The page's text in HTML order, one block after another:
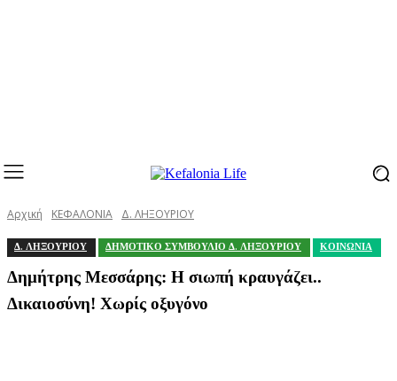
Αρχική ΚΕΦΑΛΟΝΙΑ Δ. ΛΗΞΟΥΡΙΟΥ
Δ. ΛΗΞΟΥΡΙΟΥ ΔΗΜΟΤΙΚΟ ΣΥΜΒΟΥΛΙΟ Δ. ΛΗΞΟΥΡΙΟΥ ΚΟΙΝΩΝΙΑ
Δημήτρης Μεσσάρης: Η σιωπή κραυγάζει..
Δικαιοσύνη! Χωρίς οξυγόνο